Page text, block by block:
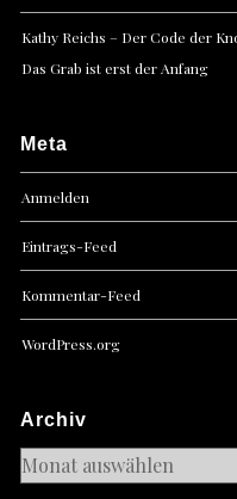
Kathy Reichs – Der Code der
Das Grab ist erst der Anfang
Meta
Anmelden
Eintrags-Feed
Kommentar-Feed
WordPress.org
Archiv
Archiv